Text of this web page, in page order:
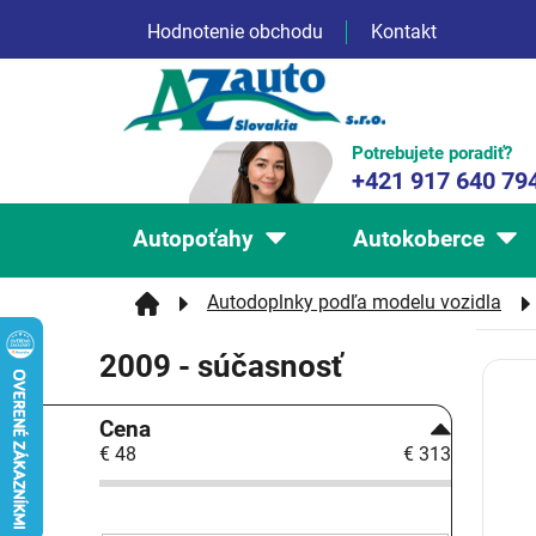
obsah
Hodnotenie obchodu Kontakt
Potrebujete poradiť?
+421 917 640
Autopoťahy Autokoberce
Autodoplnky podľa modelu vozidla
2009 - súčasnosť
B
o
č
n
Cena
€ 48 € 313